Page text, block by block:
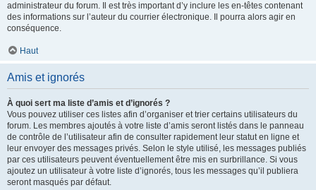
administrateur du forum. Il est très important d’y inclure les en-têtes contenant
des informations sur l’auteur du courrier électronique. Il pourra alors agir en
conséquence.
Haut
Amis et ignorés
À quoi sert ma liste d’amis et d’ignorés ?
Vous pouvez utiliser ces listes afin d’organiser et trier certains utilisateurs du
forum. Les membres ajoutés à votre liste d’amis seront listés dans le panneau
de contrôle de l’utilisateur afin de consulter rapidement leur statut en ligne et
leur envoyer des messages privés. Selon le style utilisé, les messages publiés
par ces utilisateurs peuvent éventuellement être mis en surbrillance. Si vous
ajoutez un utilisateur à votre liste d’ignorés, tous les messages qu’il publiera
seront masqués par défaut.